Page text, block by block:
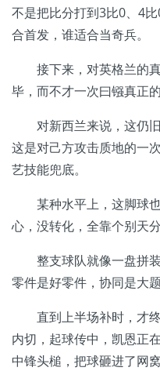
不是把比分打到3比0、4
合首发，谁适合当奇兵。
接下来，对英格兰的真
毕，而不才一次曰镪真正
对新西兰来说，这仍旧
这是对己方攻击质地的
艺技能兜底。
某种水平上，这脚球
心，没转化，全靠个别天分
整支球队就像一盘拼装
零件是好零件，协同是大题
直到上半场补时，才终
内切，起球传中，凯恩正
中锋头槌，把球砸进了网窝